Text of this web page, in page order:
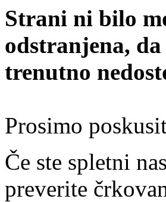
Strani ni bilo
odstranjena,
trenutno
Prosimo
Če ste spletni
preverite